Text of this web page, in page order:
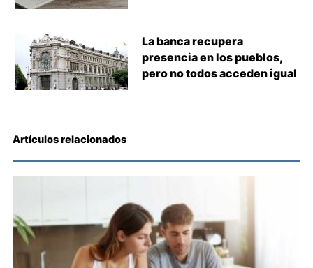
La banca recupera
presencia en los pueblos,
pero no todos acceden igual
Artículos relacionados